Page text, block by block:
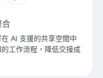
合
AI 支援的共享空間中
工作流程，降低交接成